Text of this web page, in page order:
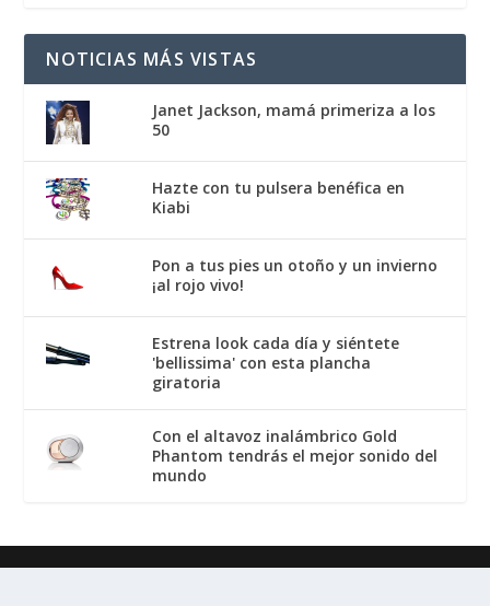
NOTICIAS MÁS VISTAS
Janet Jackson, mamá primeriza a los
50
Hazte con tu pulsera benéfica en
Kiabi
Pon a tus pies un otoño y un invierno
¡al rojo vivo!
Estrena look cada día y siéntete
'bellissima' con esta plancha
giratoria
Con el altavoz inalámbrico Gold
Phantom tendrás el mejor sonido del
mundo